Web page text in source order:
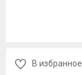
В избранное